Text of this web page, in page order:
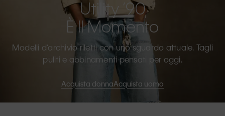
Utility ’90
È Il Momento
Modelli d’archivio riletti con uno sguardo attuale. Tagli
puliti e abbinamenti pensati per oggi.
Acquista donnaAcquista uomo